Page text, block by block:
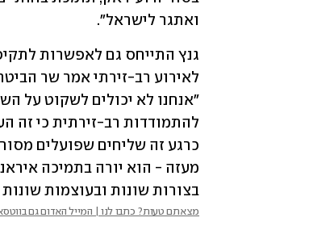
ואתגר לישראל".
גנץ ה
בצורות שונות ובעוצמות
מצאתם טעות? כתבו לנו | המייל האדום גם